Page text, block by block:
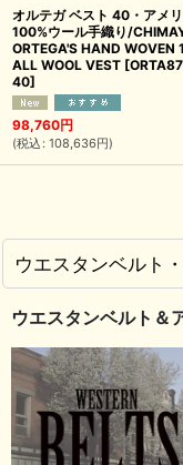
オルテガ ベスト 40・アメ
100%ウール手織り/
ORTEGA'S HAND WOVEN
ALL WOOL VEST [
40]
98,760円
(税込 : 108,636円)
ウエスタンベルト
ウエスタンベルト＆